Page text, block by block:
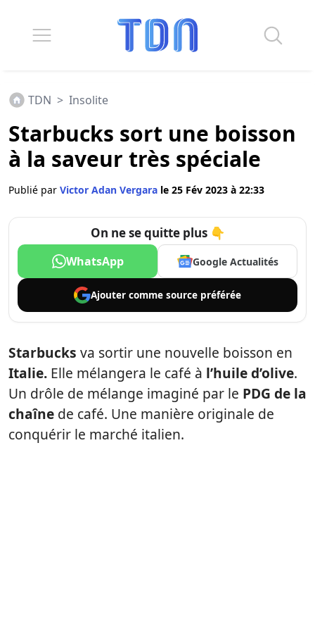
TDN > Insolite
Starbucks sort une boisson
à la saveur très spéciale
Publié par Victor Adan Vergara le 25 Fév 2023 à 22:33
On ne se quitte plus 👇
WhatsApp Google Actualités
Ajouter comme source préférée
Starbucks va sortir une nouvelle boisson en
Italie. Elle mélangera le café à l’huile d’olive.
Un drôle de mélange imaginé par le PDG de la
chaîne de café. Une manière originale de
conquérir le marché italien.